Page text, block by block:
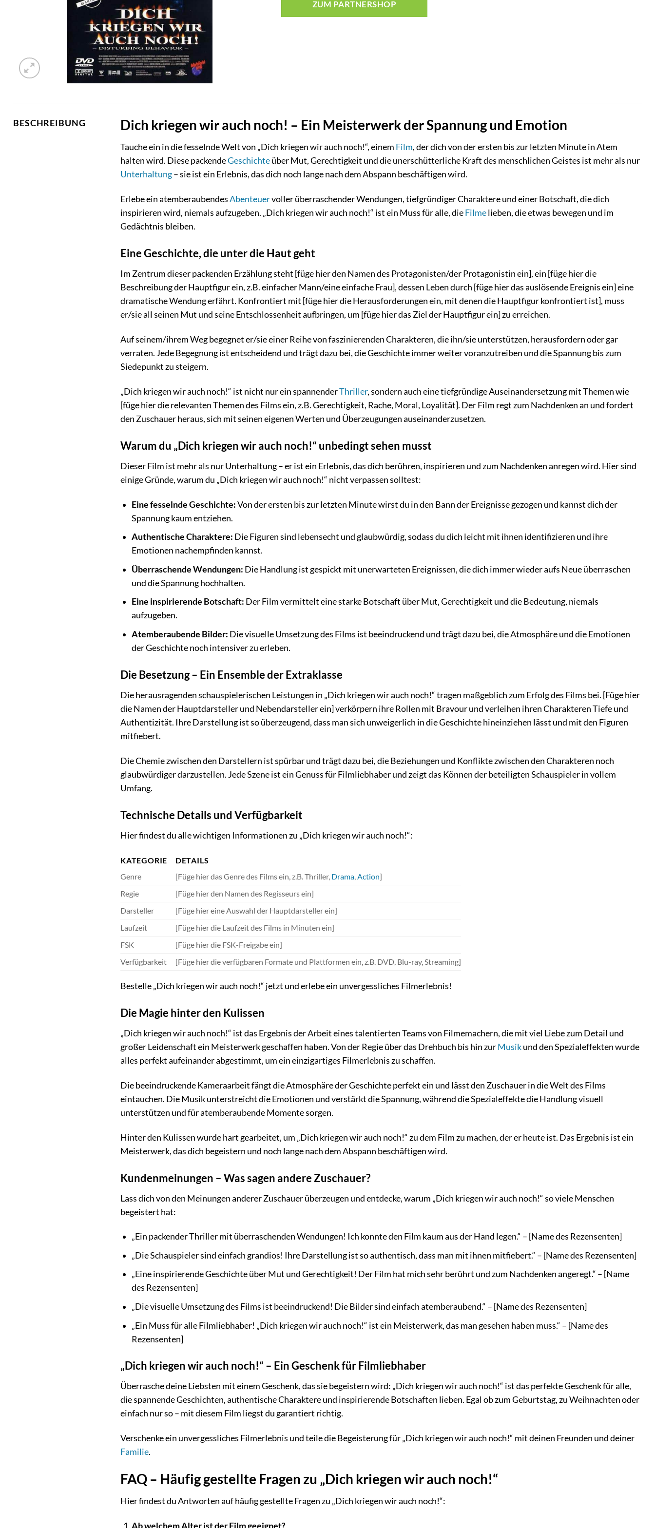
ZUM PARTNERSHOP
BESCHREIBUNG Dich kriegen wir auch noch! – Ein Meisterwerk der Spannung und Emotion
Tauche ein in die fesselnde Welt von „Dich kriegen wir auch noch!“, einem Film, der dich von der ersten bis zur letzten Minute in Atem
halten wird. Diese packendeGeschichteüber Mut, Gerechtigkeit und die unerschütterliche Kraft des menschlichen Geistes ist mehr als nur
Unterhaltung– sie ist ein Erlebnis, das dich noch lange nach dem Abspann beschäftigen wird.
Erlebe ein atemberaubendesAbenteuervoller überraschender Wendungen, tiefgründiger Charaktere und einer Botschaft, die dich
inspirieren wird, niemals aufzugeben. „Dich kriegen wir auch noch!“ ist ein Muss für alle, dieFilmelieben, die etwas bewegen und im
Gedächtnis bleiben.
Eine Geschichte, die unter die Haut geht
Im Zentrum dieser packenden Erzählung steht [füge hier den Namen des Protagonisten/der Protagonistin ein], ein [füge hier die
Beschreibung der Hauptfigur ein, z.B. einfacher Mann/eine einfache Frau], dessen Leben durch [füge hier das auslösende Ereignis ein] eine
dramatische Wendung erfährt. Konfrontiert mit [füge hier die Herausforderungen ein, mit denen die Hauptfigur konfrontiert ist], muss
er/sie all seinen Mut und seine Entschlossenheit aufbringen, um [füge hier das Ziel der Hauptfigur ein] zu erreichen.
Auf seinem/ihrem Weg begegnet er/sie einer Reihe von faszinierenden Charakteren, die ihn/sie unterstützen, herausfordern oder gar
verraten. Jede Begegnung ist entscheidend und trägt dazu bei, die Geschichte immer weiter voranzutreiben und die Spannung bis zum
Siedepunkt zu steigern.
„Dich kriegen wir auch noch!“ ist nicht nur ein spannenderThriller, sondern auch eine tiefgründige Auseinandersetzung mit Themen wie
[füge hier die relevanten Themen des Films ein, z.B. Gerechtigkeit, Rache, Moral, Loyalität]. Der Film regt zum Nachdenken an und fordert
den Zuschauer heraus, sich mit seinen eigenen Werten und Überzeugungen auseinanderzusetzen.
Warum du „Dich kriegen wir auch noch!“ unbedingt sehen musst
Dieser Film ist mehr als nur Unterhaltung – er ist ein Erlebnis, das dich berühren, inspirieren und zum Nachdenken anregen wird. Hier sind
einige Gründe, warum du „Dich kriegen wir auch noch!“ nicht verpassen solltest:
Eine fesselnde Geschichte:Von der ersten bis zur letzten Minute wirst du in den Bann der Ereignisse gezogen und kannst dich der
Spannung kaum entziehen.
Authentische Charaktere: Die Figuren sind lebensecht und glaubwürdig, sodass du dich leicht mit ihnen identifizieren und ihre
Emotionen nachempfinden kannst.
Überraschende Wendungen: Die Handlung ist gespickt mit unerwarteten Ereignissen, die dich immer wieder aufs Neue überraschen
und die Spannung hochhalten.
Eine inspirierende Botschaft: Der Film vermittelt eine starke Botschaft über Mut, Gerechtigkeit und die Bedeutung, niemals
aufzugeben.
Atemberaubende Bilder: Die visuelle Umsetzung des Films ist beeindruckend und trägt dazu bei, die Atmosphäre und die Emotionen
der Geschichte noch intensiver zu erleben.
Die Besetzung – Ein Ensemble der Extraklasse
Die herausragenden schauspielerischen Leistungen in „Dich kriegen wir auch noch!“ tragen maßgeblich zum Erfolg des Films bei. [Füge hier
die Namen der Hauptdarsteller und Nebendarsteller ein] verkörpern ihre Rollen mit Bravour und verleihen ihren Charakteren Tiefe und
Authentizität. Ihre Darstellung ist so überzeugend, dass man sich unweigerlich in die Geschichte hineinziehen lässt und mit den Figuren
mitfiebert.
Die Chemie zwischen den Darstellern ist spürbar und trägt dazu bei, die Beziehungen und Konflikte zwischen den Charakteren noch
glaubwürdiger darzustellen. Jede Szene ist ein Genuss für Filmliebhaber und zeigt das Können der beteiligten Schauspieler in vollem
Umfang.
Technische Details und Verfügbarkeit
Hier findest du alle wichtigen Informationen zu „Dich kriegen wir auch noch!“:
KATEGORIE
DETAILS
Genre
[Füge hier das Genre des Films ein, z.B. Thriller, Drama,Action]
Regie
[Füge hier den Namen des Regisseurs ein]
Darsteller
[Füge hier eine Auswahl der Hauptdarsteller ein]
Laufzeit
[Füge hier die Laufzeit des Films in Minuten ein]
FSK
[Füge hier die FSK-Freigabe ein]
Verfügbarkeit
[Füge hier die verfügbaren Formate und Plattformen ein, z.B. DVD, Blu-ray, Streaming]
Bestelle „Dich kriegen wir auch noch!“ jetzt und erlebe ein unvergessliches Filmerlebnis!
Die Magie hinter den Kulissen
„Dich kriegen wir auch noch!“ ist das Ergebnis der Arbeit eines talentierten Teams von Filmemachern, die mit viel Liebe zum Detail und
großer Leidenschaft ein Meisterwerk geschaffen haben. Von der Regie über das Drehbuch bis hin zurMusikund den Spezialeffekten wurde
alles perfekt aufeinander abgestimmt, um ein einzigartiges Filmerlebnis zu schaffen.
Die beeindruckende Kameraarbeit fängt die Atmosphäre der Geschichte perfekt ein und lässt den Zuschauer in die Welt des Films
eintauchen. Die Musik unterstreicht die Emotionen und verstärkt die Spannung, während die Spezialeffekte die Handlung visuell
unterstützen und für atemberaubende Momente sorgen.
Hinter den Kulissen wurde hart gearbeitet, um „Dich kriegen wir auch noch!“ zu dem Film zu machen, der er heute ist. Das Ergebnis ist ein
Meisterwerk, das dich begeistern und noch lange nach dem Abspann beschäftigen wird.
Kundenmeinungen – Was sagen andere Zuschauer?
Lass dich von den Meinungen anderer Zuschauer überzeugen und entdecke, warum „Dich kriegen wir auch noch!“ so viele Menschen
begeistert hat:
„Ein packender Thriller mit überraschenden Wendungen! Ich konnte den Film kaum aus der Hand legen.“ – [Name des Rezensenten]
„Die Schauspieler sind einfach grandios! Ihre Darstellung ist so authentisch, dass man mit ihnen mitfiebert.“ – [Name des Rezensenten]
„Eine inspirierende Geschichte über Mut und Gerechtigkeit! Der Film hat mich sehr berührt und zum Nachdenken angeregt.“ – [Name
des Rezensenten]
„Die visuelle Umsetzung des Films ist beeindruckend! Die Bilder sind einfach atemberaubend.“ – [Name des Rezensenten]
„Ein Muss für alle Filmliebhaber! „Dich kriegen wir auch noch!“ ist ein Meisterwerk, das man gesehen haben muss.“ – [Name des
Rezensenten]
„Dich kriegen wir auch noch!“ – Ein Geschenk für Filmliebhaber
Überrasche deine Liebsten mit einem Geschenk, das sie begeistern wird: „Dich kriegen wir auch noch!“ ist das perfekte Geschenk für alle,
die spannende Geschichten, authentische Charaktere und inspirierende Botschaften lieben. Egal ob zum Geburtstag, zu Weihnachten oder
einfach nur so – mit diesem Film liegst du garantiert richtig.
Verschenke ein unvergessliches Filmerlebnis und teile die Begeisterung für „Dich kriegen wir auch noch!“ mit deinen Freunden und deiner
Familie.
FAQ – Häufig gestellte Fragen zu „Dich kriegen wir auch noch!“
Hier findest du Antworten auf häufig gestellte Fragen zu „Dich kriegen wir auch noch!“:
Ab welchem Alter ist der Film geeignet?